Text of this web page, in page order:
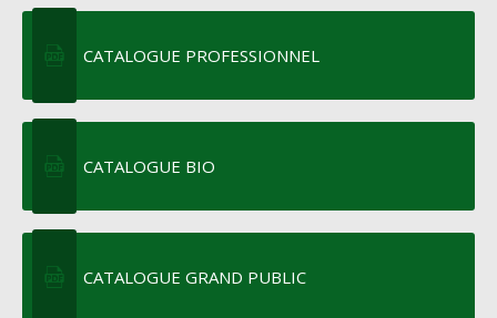
CATALOGUE PROFESSIONNEL
CATALOGUE BIO
CATALOGUE GRAND PUBLIC